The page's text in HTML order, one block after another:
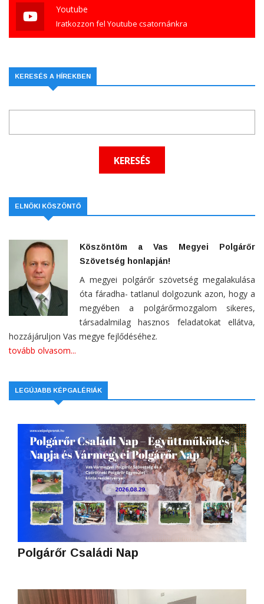
Youtube
Iratkozzon fel Youtube csatornánkra
KERESÉS A HÍREKBEN
ELNÖKI KÖSZÖNTŐ
Köszöntöm a Vas Megyei Polgárőr
Szövetség honlapján!
A megyei polgárőr szövetség megalakulása
óta fáradha- tatlanul dolgozunk azon, hogy a
megyében a polgárőrmozgalom sikeres,
társadalmilag hasznos feladatokat ellátva,
hozzájáruljon Vas megye fejlődéséhez.
tovább olvasom...
LEGÚJABB KÉPGALÉRIÁK
Polgárőr Családi Nap